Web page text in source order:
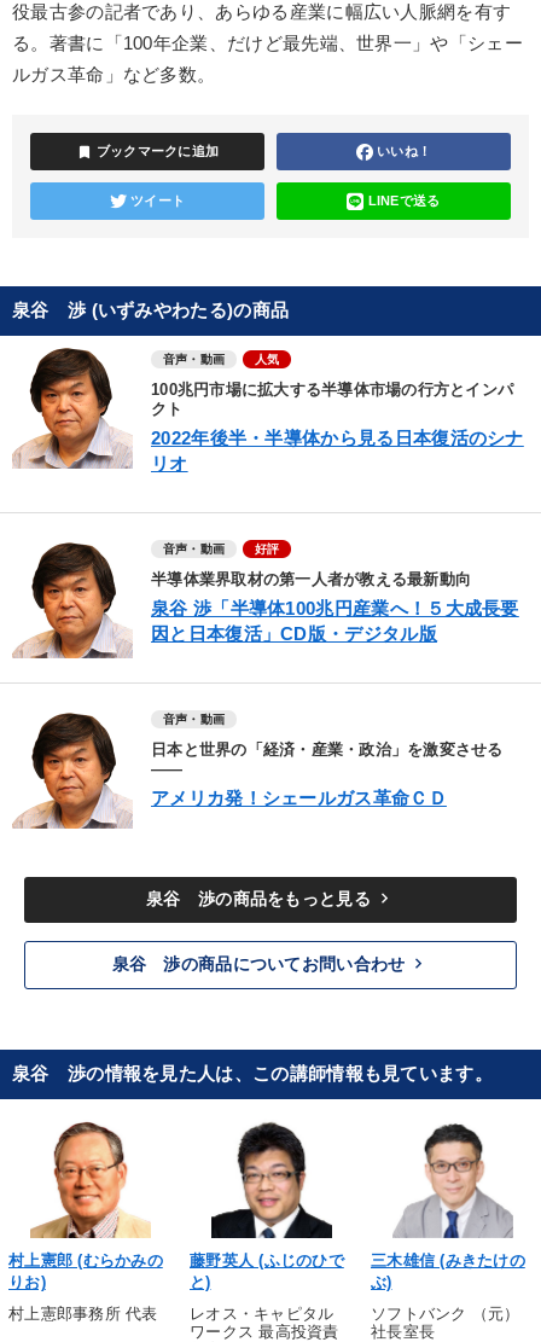
役最古参の記者であり、あらゆる産業に幅広い人脈網を有す
る。著書に「100年企業、だけど最先端、世界一」や「シェー
ルガス革命」など多数。
bookmark ブックマークに追加 いいね！
ツイート LINEで送る
泉谷 渉 (いずみやわたる)の商品
音声・動画 人気
100兆円市場に拡大する半導体市場の行方とインパ
クト
2022年後半・半導体から見る日本復活のシナ
リオ
音声・動画 好評
半導体業界取材の第一人者が教える最新動向
泉谷 渉「半導体100兆円産業へ！５大成長要
因と日本復活」CD版・デジタル版
音声・動画
日本と世界の「経済・産業・政治」を激変させる
――
アメリカ発！シェールガス革命ＣＤ
泉谷 渉の商品をもっと見る keyboard_arrow_right
泉谷 渉の商品についてお問い合わせ keyboard_arrow_right
泉谷 渉の情報を見た人は、この講師情報も見ています。
村上憲郎 (むらかみの
りお)
村上憲郎事務所 代表
藤野英人 (ふじのひで
と)
レオス・キャピタル
ワークス 最高投資責
三木雄信 (みきたけの
ぶ)
ソフトバンク （元）
社長室長